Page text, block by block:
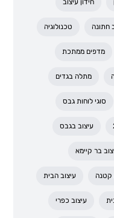
חתונה טכנולוגיה
מדפים ממתכת
מתלה בגדים
סוגי לוחות גבס
עיצוב בגבס
בר קיימא
קטנה עיצוב הבית
עיצוב כפרי